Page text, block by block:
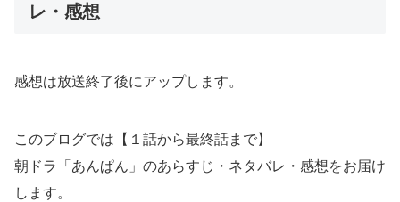
レ・感想
感想は放送終了後にアップします。
このブログでは【１話から最終話まで】
朝ドラ「あんぱん」のあらすじ・ネタバレ・感想をお届け
します。